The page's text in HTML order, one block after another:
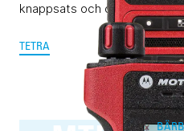
knappsats och displayer.
TETRA